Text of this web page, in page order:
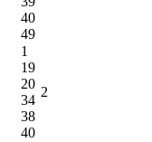
40
49
1
19
20
34
38
40
2